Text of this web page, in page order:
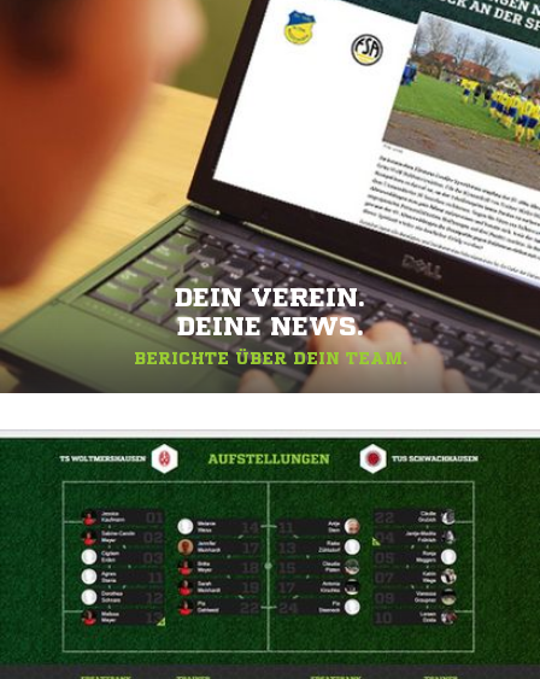
DEIN VEREIN.
DEINE NEWS.
BERICHTE ÜBER DEIN TEAM.